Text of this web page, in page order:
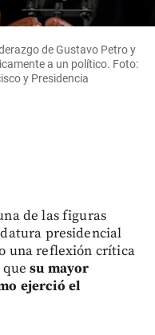
de Gustavo Petro y
a un político. Foto:
y Presidencia
de las figuras
presidencial
una reflexión crítica
quesu mayor
ejerció el